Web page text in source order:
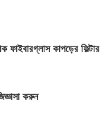
ফাইবারগ্লাস কাপড়ের ফিল্টার
করুন